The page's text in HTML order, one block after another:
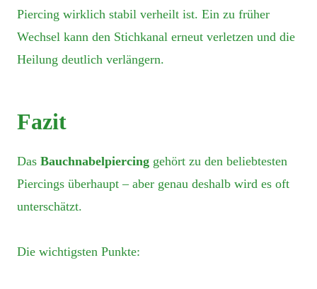
Piercing wirklich stabil verheilt ist. Ein zu früher
Wechsel kann den Stichkanal erneut verletzen und die
Heilung deutlich verlängern.
Fazit
Das Bauchnabelpiercing gehört zu den beliebtesten
Piercings überhaupt – aber genau deshalb wird es oft
unterschätzt.
Die wichtigsten Punkte: